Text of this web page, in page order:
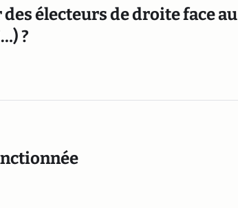
électeurs de droite face au
?